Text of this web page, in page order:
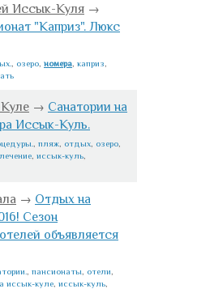
Иссык-Куля →
"Каприз". Люкс
озеро номера каприз
→ Санатории на
Иссык-Куль.
пляж отдых озеро
лечение иссык-куль
→ Отдых на
Сезон
объявляется
пансионаты отели
иссык-куле иссык-куль